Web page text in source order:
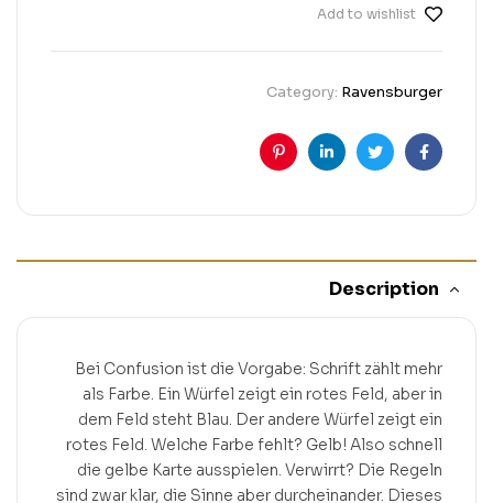
Add to wishlist
Category: Ravensburger
Facebook
Twitter
Linkedin
Pinterest
Description
Bei Confusion ist die Vorgabe: Schrift zählt mehr
als Farbe. Ein Würfel zeigt ein rotes Feld, aber in
dem Feld steht Blau. Der andere Würfel zeigt ein
rotes Feld. Welche Farbe fehlt? Gelb! Also schnell
die gelbe Karte ausspielen. Verwirrt? Die Regeln
sind zwar klar, die Sinne aber durcheinander. Dieses